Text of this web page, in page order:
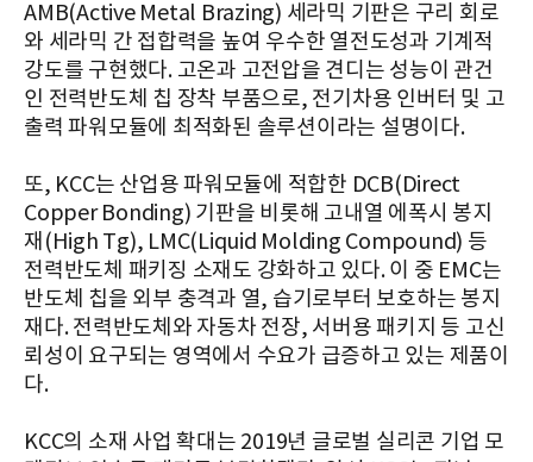
AMB(Active Metal Brazing) 세라믹 기판은 구리 회로
와 세라믹 간 접합력을 높여 우수한 열전도성과 기계적
강도를 구현했다. 고온과 고전압을 견디는 성능이 관건
인 전력반도체 칩 장착 부품으로, 전기차용 인버터 및 고
출력 파워모듈에 최적화된 솔루션이라는 설명이다.
또, KCC는 산업용 파워모듈에 적합한 DCB(Direct
Copper Bonding) 기판을 비롯해 고내열 에폭시 봉지
재(High Tg), LMC(Liquid Molding Compound) 등
전력반도체 패키징 소재도 강화하고 있다. 이 중 EMC는
반도체 칩을 외부 충격과 열, 습기로부터 보호하는 봉지
재다. 전력반도체와 자동차 전장, 서버용 패키지 등 고신
뢰성이 요구되는 영역에서 수요가 급증하고 있는 제품이
다.
KCC의 소재 사업 확대는 2019년 글로벌 실리콘 기업 모